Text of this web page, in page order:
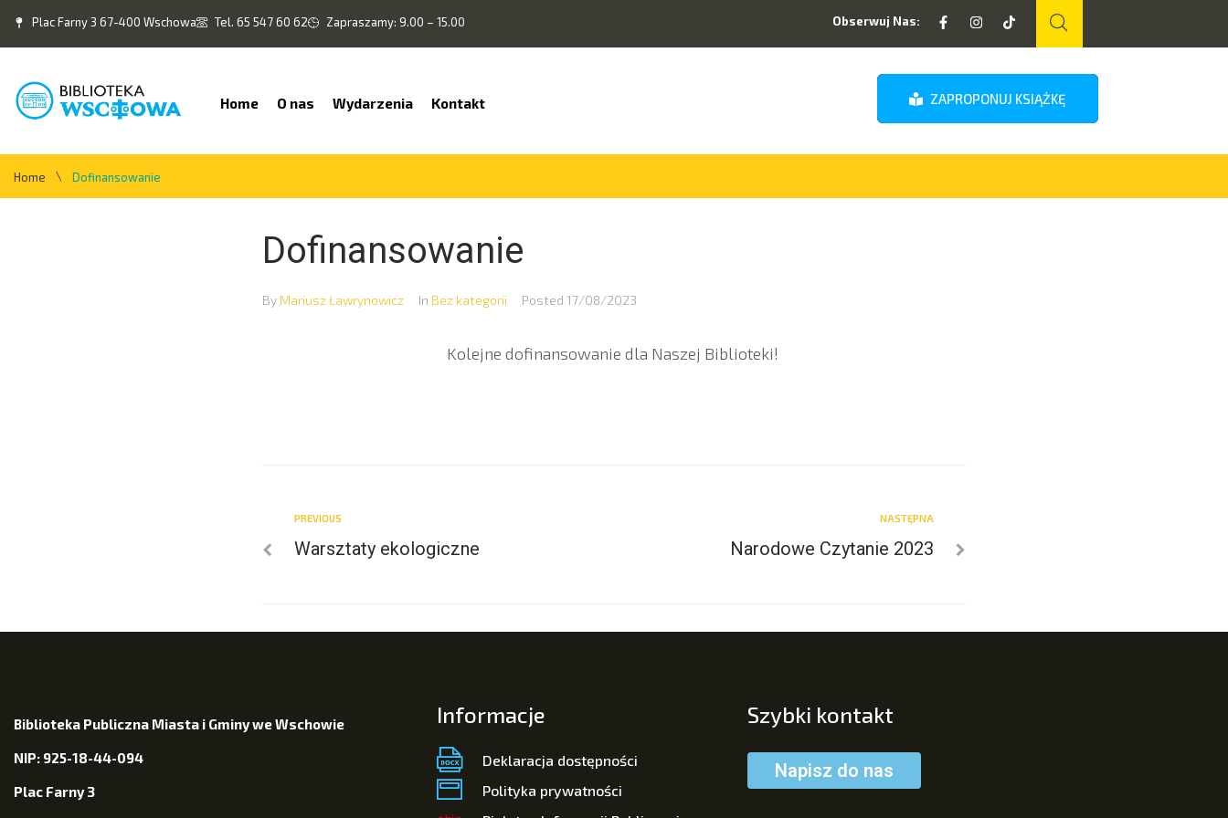
Plac Farny 3 67-400 Wschowa Tel. 65 547 60 62 Zapraszamy: 9.00 – 15.00 Obserwuj Nas:
Home O nas Wydarzenia Kontakt ZAPROPONUJ KSIĄŻKĘ
Home \ Dofinansowanie
Dofinansowanie
By Mariusz Ławrynowicz In Bez kategorii Posted 17/08/2023
Kolejne dofinansowanie dla Naszej Biblioteki!
PREVIOUS
Warsztaty ekologiczne
NASTĘPNA
Narodowe Czytanie 2023
Biblioteka Publiczna Miasta i Gminy we Wschowie
NIP: 925-18-44-094
Plac Farny 3
Informacje
Deklaracja dostępności
Polityka prywatności
Szybki kontakt
Napisz do nas